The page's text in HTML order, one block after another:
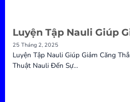
Luyện Tập Nauli Giúp
25 Tháng 2, 2025
Luyện Tập Nauli Giúp Giảm Căng
Thuật Nauli Đến Sự...